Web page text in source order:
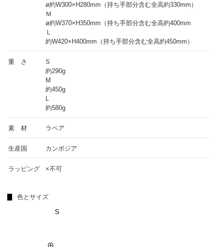
ø約W300×H280mm（持ち手部分含む全高約330mm）
Ｍ
ø約W370×H350mm（持ち手部分含む全高約400mm
Ｌ
約W420×H400mm（持ち手部分含む全高約450mm）
重 さ
S
約290g
M
約450g
約580g
素 材 ラペア
生産国 カンボジア
ラッピング ×不可
色とサイズ
S